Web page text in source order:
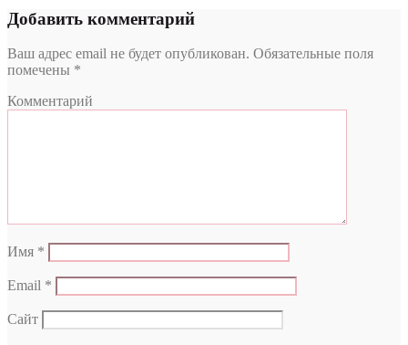
Добавить комментарий
Ваш адрес email не будет опубликован. Обязательные поля
помечены *
Комментарий
Имя *
Email *
Сайт